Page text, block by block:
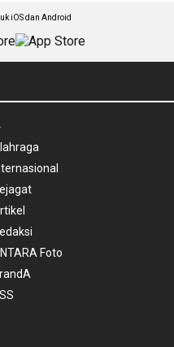
iOS dan Android
Foto